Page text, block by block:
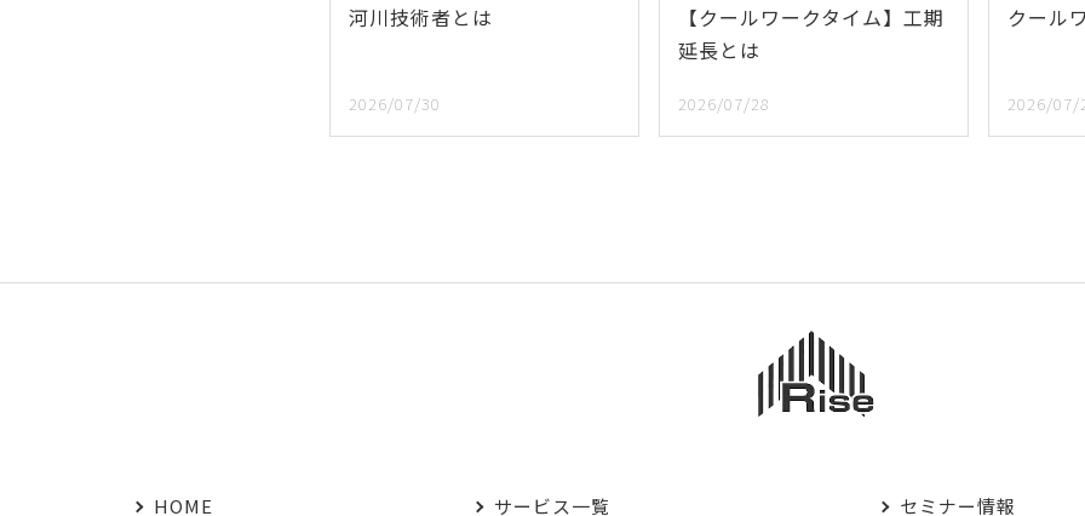
河川技術者とは
2026/07/30
【クールワークタイム】工期
延長とは
2026/07/28
クール
2026/07/
HOME サービス一覧 セミナー情報